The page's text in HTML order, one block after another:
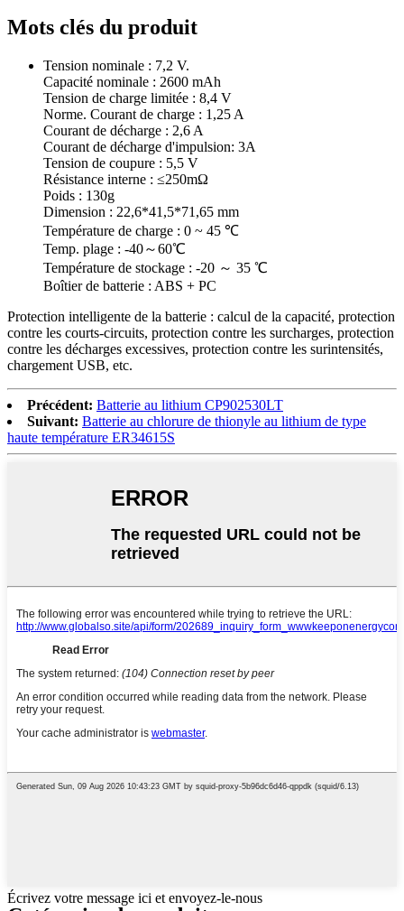
Mots clés du produit
Tension nominale : 7,2 V.
Capacité nominale : 2600 mAh
Tension de charge limitée : 8,4 V
Norme. Courant de charge : 1,25 A
Courant de décharge : 2,6 A
Courant de décharge d'impulsion: 3A
Tension de coupure : 5,5 V
Résistance interne : ≤250mΩ
Poids : 130g
Dimension : 22,6*41,5*71,65 mm
Température de charge : 0 ~ 45 ℃
Temp. plage : -40～60℃
Température de stockage : -20 ～ 35 ℃
Boîtier de batterie : ABS + PC
Protection intelligente de la batterie : calcul de la capacité, protection
contre les courts-circuits, protection contre les surcharges, protection
contre les décharges excessives, protection contre les surintensités,
chargement USB, etc.
Précédent: Batterie au lithium CP902530LT
Suivant: Batterie au chlorure de thionyle au lithium de type
haute température ER34615S
Écrivez votre message ici et envoyez-le-nous